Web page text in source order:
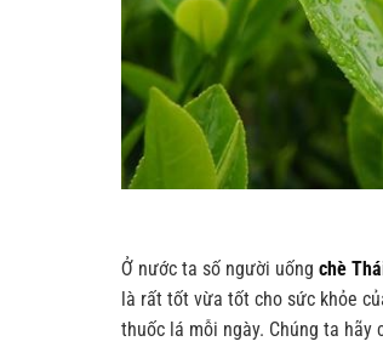
Ở nước ta số người uống chè
là rất tốt vừa tốt cho sức khỏe
thuốc lá mỗi ngày. Chúng ta